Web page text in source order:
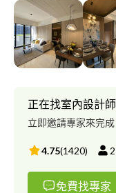
宅、實品屋、樣品屋、
可針對不同個案的使用
劃，不論新成屋或舊屋
大的熱誠，提供最專業
正在找室內設計
立即邀請專家來完成
4.75(1420)
免費找專家